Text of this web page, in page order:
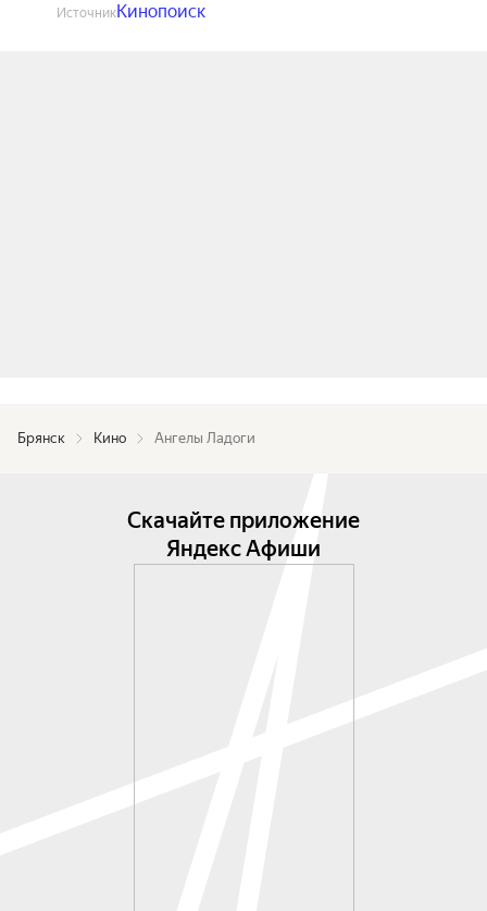
ИсточникКинопоиск
Брянск Кино Ангелы Ладоги
Скачайте приложение
Яндекс Афиши